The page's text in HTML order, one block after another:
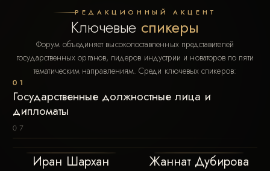
РЕДАКЦИОННЫЙ АКЦЕНТ
Ключевые спикеры
Форум объединяет высокопоставленных представителей
государственных органов, лидеров индустрии и новаторов по пяти
тематическим направлениям. Среди ключевых спикеров:
01
Государственные должностные лица и
дипломаты
07
Иран Шархан Жаннат Дубирова